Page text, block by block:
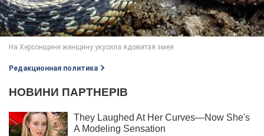
Редакционная политика